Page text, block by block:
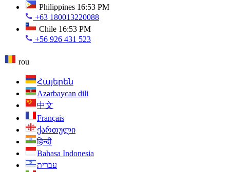
Philippines 16:53 PM
+63 180013220088
Chile 16:53 PM
+56 926 431 523
rou
Հայերեն
Azərbaycan dili
中文
Français
ქართული
हिन्दी
Bahasa Indonesia
עברית